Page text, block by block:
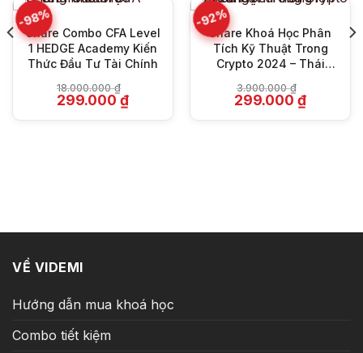
-98%
Share Combo CFA Level
1 HEDGE Academy Kiến
Thức Đầu Tư Tài Chính
18.000.000₫
Giá
gốc
299.000₫Giá
-92%
Share Khoá Học Phân
Tích Kỹ Thuật Trong
Crypto 2024 – Thái
3.900.000₫
Giá
gốc
299.000₫Giá
VỀ VIDEMI
Hướng dẫn mua khoá học
Combo tiết kiệm